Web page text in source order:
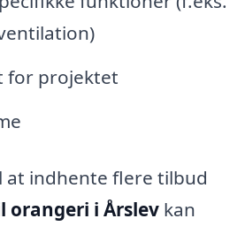
for projektet
at indhente flere tilbud
i Årslev kan